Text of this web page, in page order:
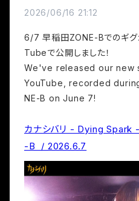
2026/06/16 21:12
6/7 早稲田ZONE-Bでのギグ
Tubeで公開しました！
We've released our new
YouTube, recorded
NE-B on June 7!
カナシバリ - Dying
-B  / 2026.6.7